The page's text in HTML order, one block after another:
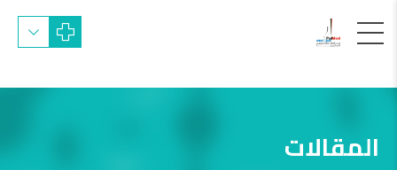
المقالات